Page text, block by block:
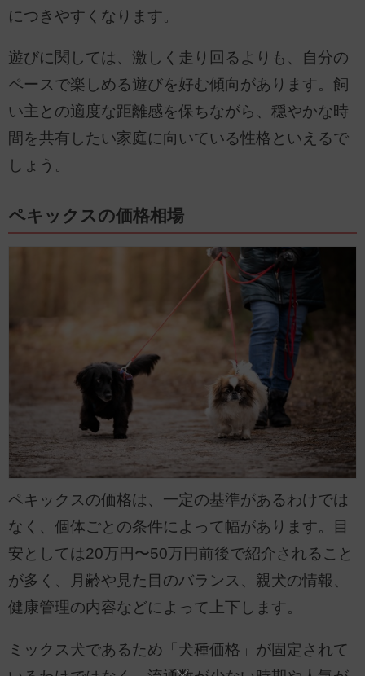
につきやすくなります。
遊びに関しては、激しく走り回るよりも、自分の
ペースで楽しめる遊びを好む傾向があります。飼
い主との適度な距離感を保ちながら、穏やかな時
間を共有したい家庭に向いている性格といえるで
しょう。
ペキックスの価格相場
ペキックスの価格は、一定の基準があるわけでは
なく、個体ごとの条件によって幅があります。目
安としては20万円〜50万円前後で紹介されること
が多く、月齢や見た目のバランス、親犬の情報、
健康管理の内容などによって上下します。
ミックス犬であるため「犬種価格」が固定されて